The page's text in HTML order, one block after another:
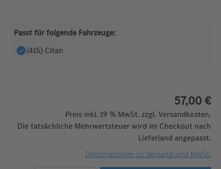
Passt für folgende Fahrzeuge:
(415) Citan
57,00 €
Preis inkl. 19 % MwSt. zzgl. Versandkosten.
Die tatsächliche Mehrwertsteuer wird im Checkout nach
Lieferland angepasst.
Informationen zu Versand und MwSt.